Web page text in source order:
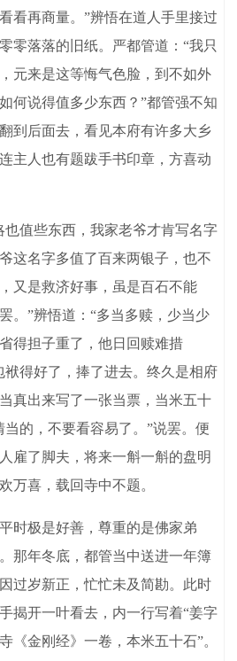
看再商量。”辨悟在道人手里接过
零落落的旧纸。严都管道：“我只
元来是这等悔气色脸，到不如外
何说得值多少东西？”都管强不知
到后面去，看见本府有许多大乡
主人也有题跋手书印章，方喜动
值些东西，我家老爷才肯写名字
这名字多值了百来两银子，也不
又是救济好事，虽是百石不能
。”辨悟道：“多当多赎，少当少
得担子重了，他日回赎难措
袱得好了，捧了进去。终久是相府
真出来写了一张当票，当米五十
的，不要看容易了。”说罢。便
雇了脚夫，将来一斛一斛的盘明
万喜，载回寺中不题。
极是好善，尊重的是佛家弟
那年冬底，都管当中送进一年簿
过岁新正，忙忙未及简勘。此时
揭开一叶看去，内一行写着“姜字
《金刚经》一卷，本米五十石”。